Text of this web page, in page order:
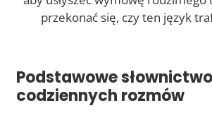
przekonać się, czy ten język
Podstawowe
codziennych rozmów